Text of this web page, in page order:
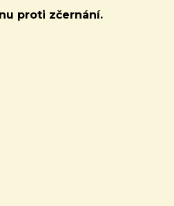
proti zčernání.